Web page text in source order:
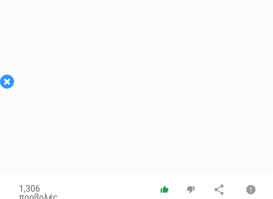
×
1,306